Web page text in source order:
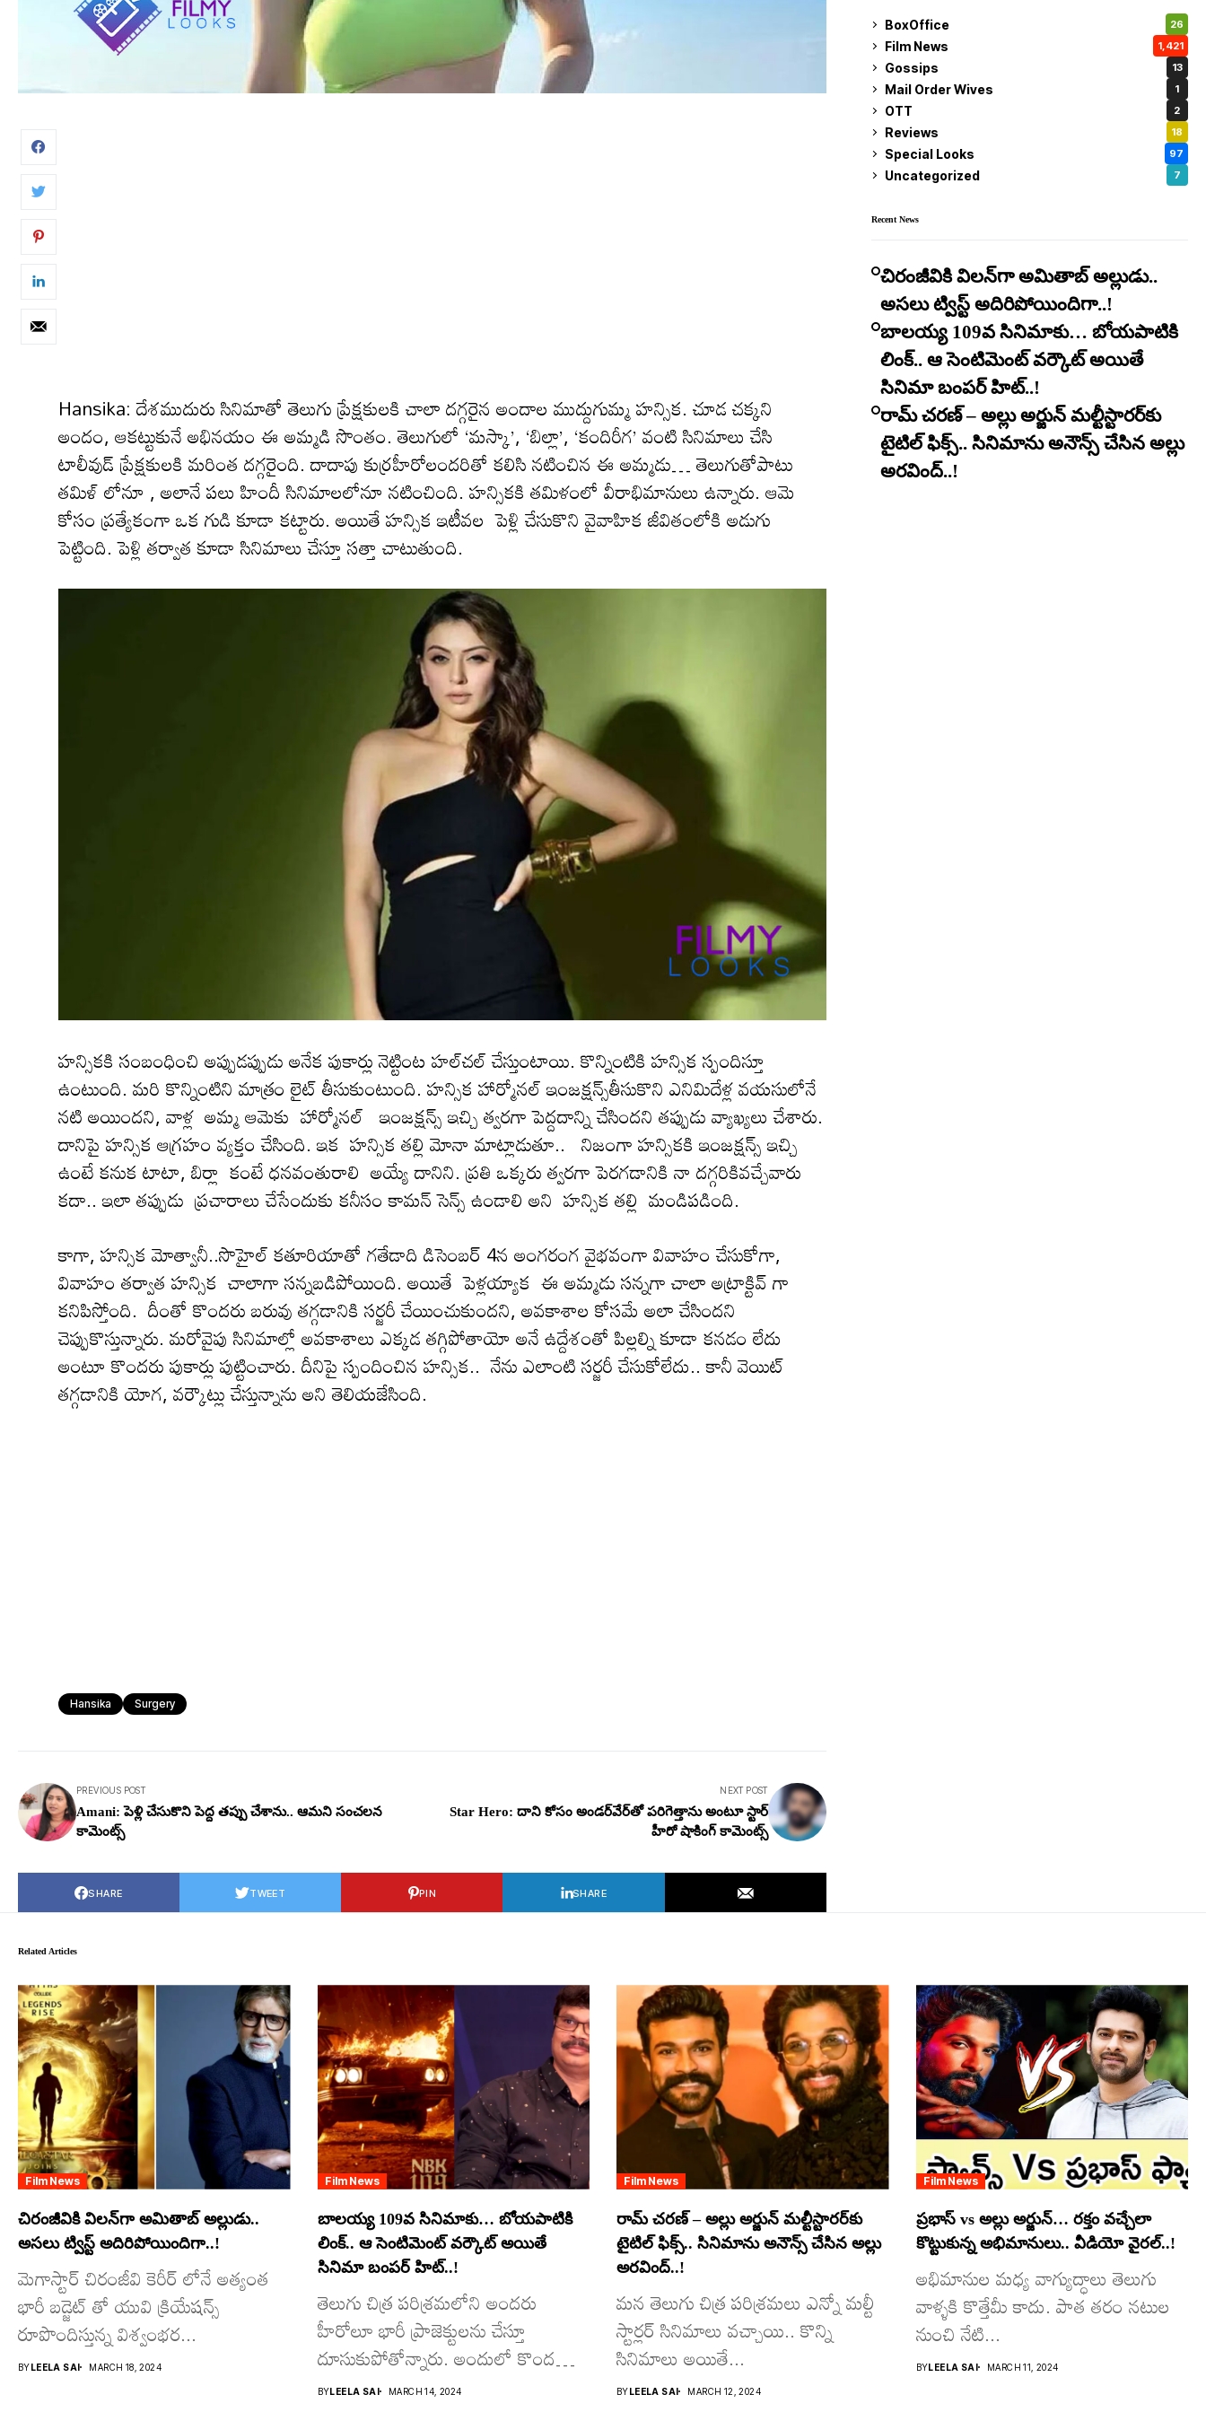
Hansika: దేశ‌ముదురు సినిమాతో తెలుగు ప్రేక్ష‌కుల‌కి చాలా ద‌గ్గ‌రైన అందాల ముద్దుగుమ్మ హ‌న్సిక‌. చూడ చ‌క్క‌ని
అందం, ఆక‌ట్టుకునే అభిన‌యం ఈ అమ్మ‌డి సొంతం. తెలుగులో ‘మస్కా’, ‘బిల్లా’, ‘కందిరీగ’ వంటి సినిమాలు చేసి
టాలీవుడ్ ప్రేక్ష‌కులకి మ‌రింత ద‌గ్గ‌రైంది. దాదాపు కుర్రహీరోలందరితో కలిసి నటించిన ఈ అమ్మడు… తెలుగుతోపాటు
తమిళ్ లోనూ , అలానే ప‌లు హిందీ సినిమాల‌లోనూ న‌టించింది. హ‌న్సికకి త‌మిళంలో వీరాభిమానులు ఉన్నారు. ఆమె
కోసం ప్ర‌త్యేకంగా ఒక గుడి కూడా క‌ట్టారు. అయితే హ‌న్సిక ఇటీవ‌ల పెళ్లి చేసుకొని వైవాహిక జీవితంలోకి అడుగు
పెట్టింది. పెళ్లి తర్వాత కూడా సినిమాలు చేస్తూ స‌త్తా చాటుతుంది.
హన్సిక‌కి సంబంధించి అప్పుడ‌ప్పుడు అనేక పుకార్లు నెట్టింట హ‌ల్‌చ‌ల్ చేస్తుంటాయి. కొన్నింటికి హ‌న్సిక స్పందిస్తూ
ఉంటుంది. మ‌రి కొన్నింటిని మాత్రం లైట్ తీసుకుంటుంది. హ‌న్సిక హార్మోనల్‌ ఇంజక్షన్స్‌తీసుకొని ఎనిమిదేళ్ల వయసులోనే
న‌టి అయింద‌ని, వాళ్ల అమ్మ ఆమెకు హార్మోనల్ ఇంజక్షన్స్‌ ఇచ్చి త్వరగా పెద్దదాన్ని చేసిందని త‌ప్పుడు వ్యాఖ్య‌లు చేశారు.
దానిపై హన్సిక ఆగ్రహం వ్యక్తం చేసింది. ఇక హ‌న్సిక తల్లి మోనా మాట్లాడుతూ.. నిజంగా హన్సికకి ఇంజక్షన్స్ ఇచ్చి
ఉంటే క‌నుక టాటా, బిర్లా కంటే ధనవంతురాలి అయ్యే దానిని. ప్రతి ఒక్కరు త్వరగా పెర‌గ‌డానికి నా దగ్గరికివచ్చేవారు
కదా.. ఇలా త‌ప్పుడు ప్రచారాలు చేసేందుకు కనీసం కామన్ సెన్స్ ఉండాలి అని హన్సిక తల్లి మండిప‌డింది.
కాగా, హన్సిక మోత్వానీ..సొహైల్‌ కతూరియాతో గతేడాది డిసెంబర్‌ 4న అంగరంగ వైభవంగా వివాహం చేసుకోగా,
వివాహం త‌ర్వాత హ‌న్సిక చాలాగా సన్నబడిపోయింది. అయితే పెళ్లయ్యాక ఈ అమ్మ‌డు సన్నగా చాలా అట్రాక్టివ్ గా
కనిపిస్తోంది. దీంతో కొంద‌రు బరువు తగ్గడానికి సర్జరీ చేయించుకుందని, అవకాశాల కోసమే అలా చేసిందని
చెప్పుకొస్తున్నారు. మ‌రోవైపు సినిమాల్లో అవకాశాలు ఎక్కడ తగ్గిపోతాయో అనే ఉద్దేశంతో పిల్లల్ని కూడా కనడం లేదు
అంటూ కొంద‌రు పుకార్లు పుట్టించారు. దీనిపై స్పందించిన హ‌న్సిక‌.. నేను ఎలాంటి సర్జరీ చేసుకోలేదు.. కానీ వెయిట్
తగ్గడానికి యోగ, వర్కౌట్లు చేస్తున్నాను అని తెలియ‌జేసింది.
Hansika Surgery
PREVIOUS POST
Amani: పెళ్లి చేసుకొని పెద్ద త‌ప్పు చేశాను.. ఆమ‌ని సంచ‌ల‌న
కామెంట్స్
NEXT POST
Star Hero: దాని కోసం అండ‌ర్‌వేర్‌తో ప‌రిగెత్తాను అంటూ స్టార్
హీరో షాకింగ్ కామెంట్స్
SHARE TWEET PIN SHARE
BoxOffice 26
Film News 1,421
Gossips 13
Mail Order Wives 1
OTT 2
Reviews 18
Special Looks 97
Uncategorized 7
Recent News
చిరంజీవికి విలన్‌గా అమితాబ్ అల్లుడు..
అసలు ట్విస్ట్ అదిరిపోయిందిగా..!
బాలయ్య 109వ సినిమాకు… బోయపాటికి
లింక్.. ఆ సెంటిమెంట్ వర్కౌట్ అయితే
సినిమా బంపర్ హిట్..!
రామ్ చరణ్ – అల్లు అర్జున్ మల్టీస్టారర్​కు
టైటిల్ ఫిక్స్.. సినిమాను అనౌన్స్ చేసిన అల్లు
అరవింద్..!
Related Articles
Film News
చిరంజీవికి విలన్‌గా అమితాబ్ అల్లుడు..
అసలు ట్విస్ట్ అదిరిపోయిందిగా..!
మెగాస్టార్ చిరంజీవి కెరీర్ లోనే అత్యంత
భారీ బడ్జెట్ తో యువి క్రియేషన్స్
రూపొందిస్తున్న విశ్వంభర...
BYLEELA SAI MARCH 18, 2024
Film News
బాలయ్య 109వ సినిమాకు… బోయపాటికి
లింక్.. ఆ సెంటిమెంట్ వర్కౌట్ అయితే
సినిమా బంపర్ హిట్..!
తెలుగు చిత్ర పరిశ్రమలోని అందరు
హీరోలూ భారీ ప్రాజెక్టులను చేస్తూ
దూసుకుపోతోన్నారు. అందులో కొందరు
మాత్రమే...
BYLEELA SAI MARCH 14, 2024
Film News
రామ్ చరణ్ – అల్లు అర్జున్ మల్టీస్టారర్​కు
టైటిల్ ఫిక్స్.. సినిమాను అనౌన్స్ చేసిన అల్లు
అరవింద్..!
మన తెలుగు చిత్ర పరిశ్రమలు ఎన్నో మల్టీ
స్టార్లర్ సినిమాలు వచ్చాయి.. కొన్ని
సినిమాలు అయితే...
BYLEELA SAI MARCH 12, 2024
Film News
ప్రభాస్ vs అల్లు అర్జున్… రక్తం వచ్చేలా
కొట్టుకున్న అభిమానులు.. వీడియో వైరల్..!
అభిమానుల మధ్య వాగ్యుద్ధాలు తెలుగు
వాళ్ళకి కొత్తేమీ కాదు. పాత తరం నటుల
నుంచి నేటి...
BYLEELA SAI MARCH 11, 2024